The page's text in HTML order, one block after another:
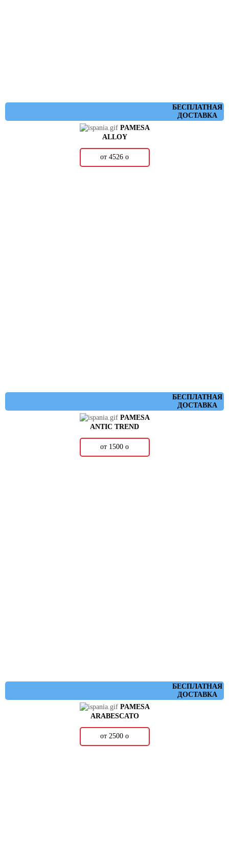
БЕСПЛАТНАЯ
ДОСТАВКА
PAMESA
ALLOY
от 4526 о
БЕСПЛАТНАЯ
ДОСТАВКА
PAMESA
ANTIC TREND
от 1500 о
БЕСПЛАТНАЯ
ДОСТАВКА
PAMESA
ARABESCATO
от 2500 о